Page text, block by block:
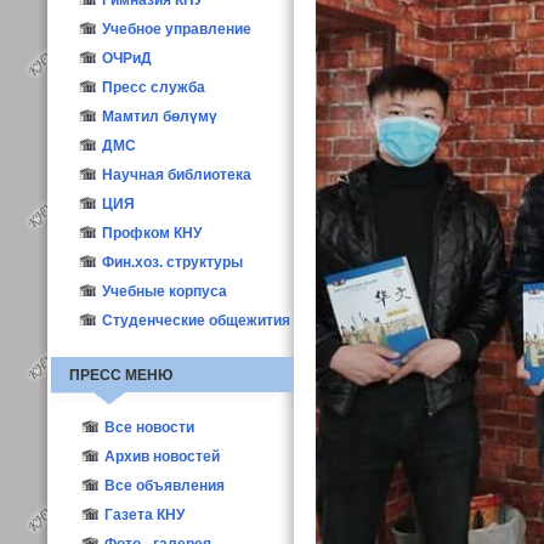
Учебное управление
ОЧРиД
Пресс служба
Мамтил бөлүмү
ДМС
Научная библиотека
ЦИЯ
Профком КНУ
Фин.хоз. структуры
Учебные корпуса
Студенческие общежития
ПРЕСС МЕНЮ
Все новости
Новости КНУ
Абитуриент-2021
Новости структур
Архив новостей
Все объявления
Газета КНУ